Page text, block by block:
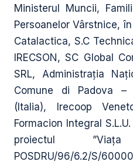
Ministerul Muncii,
Persoanelor Vârstnice,
Catalactica, S.C
IRECSON, SC Global
SRL, Administraţia
Comune di Padova –
(Italia), Irecoop
Formacion Integral
proiectul
POSDRU/96/6.2/S/